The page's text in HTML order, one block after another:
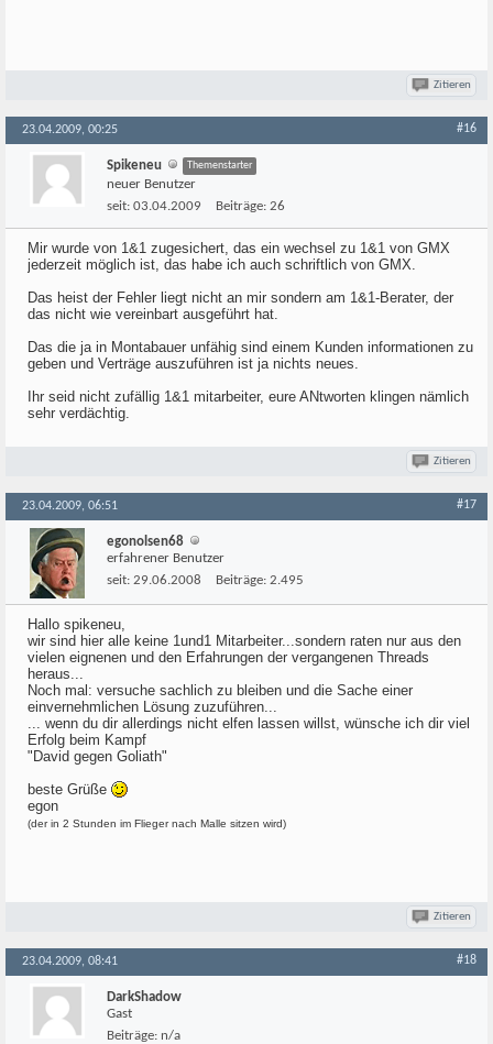
Zitieren
23.04.2009, 00:25 #16
Spikeneu Themenstarter
neuer Benutzer
seit: 03.04.2009 Beiträge: 26
Mir wurde von 1&1 zugesichert, das ein wechsel zu 1&1 von GMX
jederzeit möglich ist, das habe ich auch schriftlich von GMX.
Das heist der Fehler liegt nicht an mir sondern am 1&1-Berater, der
das nicht wie vereinbart ausgeführt hat.
Das die ja in Montabauer unfähig sind einem Kunden informationen zu
geben und Verträge auszuführen ist ja nichts neues.
Ihr seid nicht zufällig 1&1 mitarbeiter, eure ANtworten klingen nämlich
sehr verdächtig.
Zitieren
23.04.2009, 06:51 #17
egonolsen68
erfahrener Benutzer
seit: 29.06.2008 Beiträge: 2.495
Hallo spikeneu,
wir sind hier alle keine 1und1 Mitarbeiter...sondern raten nur aus den
vielen eignenen und den Erfahrungen der vergangenen Threads
heraus...
Noch mal: versuche sachlich zu bleiben und die Sache einer
einvernehmlichen Lösung zuzuführen...
... wenn du dir allerdings nicht elfen lassen willst, wünsche ich dir viel
Erfolg beim Kampf
"David gegen Goliath"
beste Grüße
egon
(der in 2 Stunden im Flieger nach Malle sitzen wird)
Zitieren
23.04.2009, 08:41 #18
DarkShadow
Gast
Beiträge: n/a